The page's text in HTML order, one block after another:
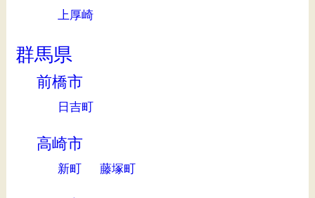
上厚崎
群馬県
前橋市
日吉町
高崎市
新町 藤塚町